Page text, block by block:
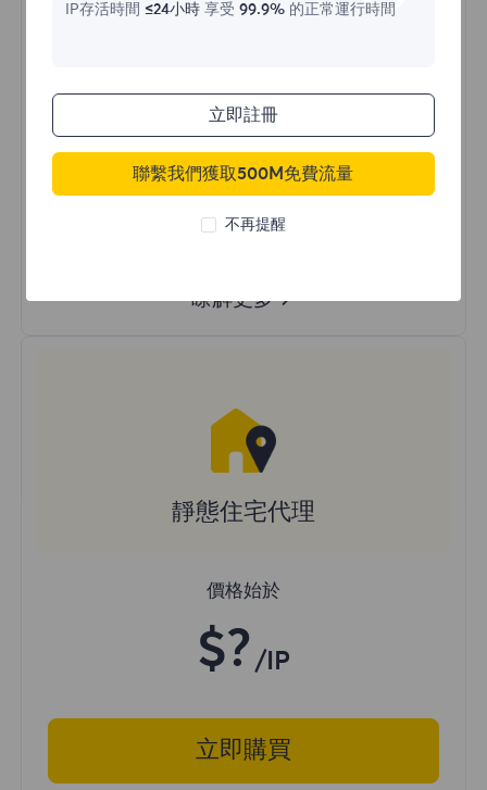
不限流量使用
無限使用IP
瞭解更多
靜態住宅代理
價格始於
$? /IP
立即購買
IP存活時間 ≤24小時享受 99.9%的正常運行時間
立即註冊
聯繫我們獲取500M免費流量
不再提醒